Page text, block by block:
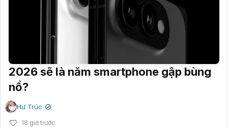
2026 sẽ là năm smartphone gập bùng
nổ?
Hư Trúc ✔
18 giờ trước